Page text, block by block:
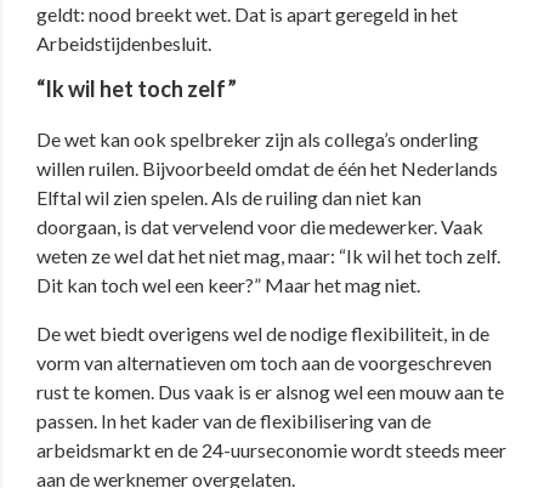
geldt: nood breekt wet. Dat is apart geregeld in het
Arbeidstijdenbesluit.
“Ik wil het toch zelf”
De wet kan ook spelbreker zijn als collega’s onderling
willen ruilen. Bijvoorbeeld omdat de één het Nederlands
Elftal wil zien spelen. Als de ruiling dan niet kan
doorgaan, is dat vervelend voor die medewerker. Vaak
weten ze wel dat het niet mag, maar: “Ik wil het toch zelf.
Dit kan toch wel een keer?” Maar het mag niet.
De wet biedt overigens wel de nodige flexibiliteit, in de
vorm van alternatieven om toch aan de voorgeschreven
rust te komen. Dus vaak is er alsnog wel een mouw aan te
passen. In het kader van de flexibilisering van de
arbeidsmarkt en de 24-uurseconomie wordt steeds meer
aan de werknemer overgelaten.